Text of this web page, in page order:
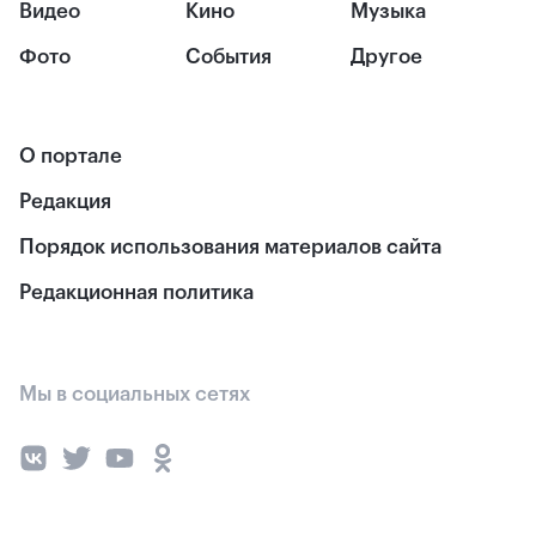
Видео
Фото
Кино
События
Музыка
Другое
О портале
Редакция
Порядок использования материалов сайта
Редакционная политика
Мы в социальных сетях